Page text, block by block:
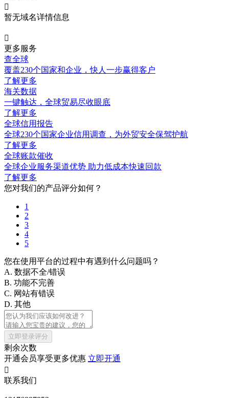

暂无域名详情信息

更多服务
查全球
覆盖230个国家和企业，快人一步赢得客户
了解更多
海关数据
一键触达，全球贸易尽收眼底
了解更多
全球信用报告
全球230个国家企业信用调查，为外贸安全保驾护航
了解更多
全球账款催收
全球企业服务渠道优势 助力低成本快速回款
了解更多
您对我们的产品评分如何？
1
2
3
4
5
您在使用平台的过程中有遇到什么问题吗？
A. 数据不全/错误
B. 功能不完善
C. 网站有错误
D. 其他
立即登录评分
剩余次数
开通会员享受更多优惠 立即开通

联系我们